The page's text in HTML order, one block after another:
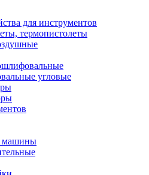
для инструментов
термопистолеты
угловые
машины